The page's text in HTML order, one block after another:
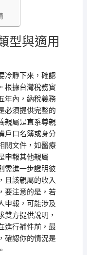
型與適用
冷靜下來，確認
根據台灣稅務實
年內，納稅義務
必須提供完整的
親屬是直系尊親
戶口名簿或身分
關文件，如醫療
申報其他親屬
需進一步證明彼
且該親屬的收入
要注意的是，若
申報，可能涉及
雙方提供說明，
進行補件前，最
確認你的情況是